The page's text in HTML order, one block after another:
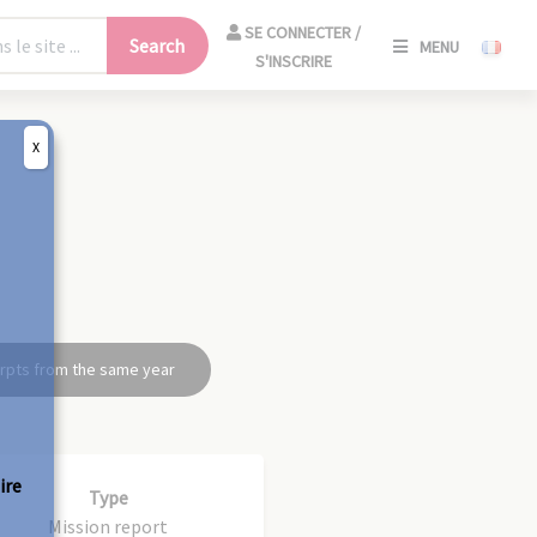
Search
SE CONNECTER /
S'INSCRIRE
MENU
from the same year
Type
Mission report
X